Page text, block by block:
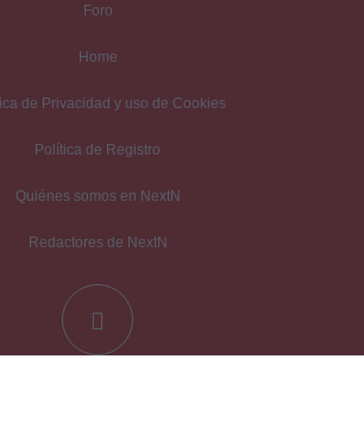
correo electrónico y web en este navegador para
Foro
Home
de Privacidad y uso de Cookies
Política de Registro
Quiénes somos en NextN
Redactores de NextN